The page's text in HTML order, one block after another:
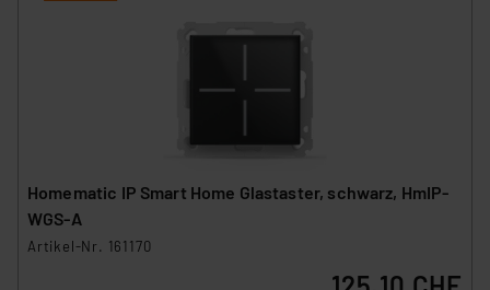
Homematic IP Smart Home Glastaster, schwarz, HmIP-
WGS-A
Artikel-Nr. 161170